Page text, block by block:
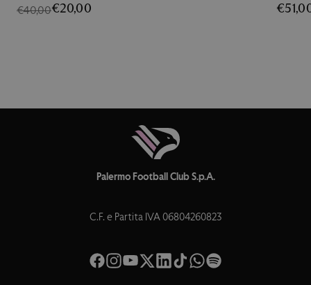
€40,00€20,00
Palermo Football Club S.p.A.
C.F. e Partita IVA 06804260823